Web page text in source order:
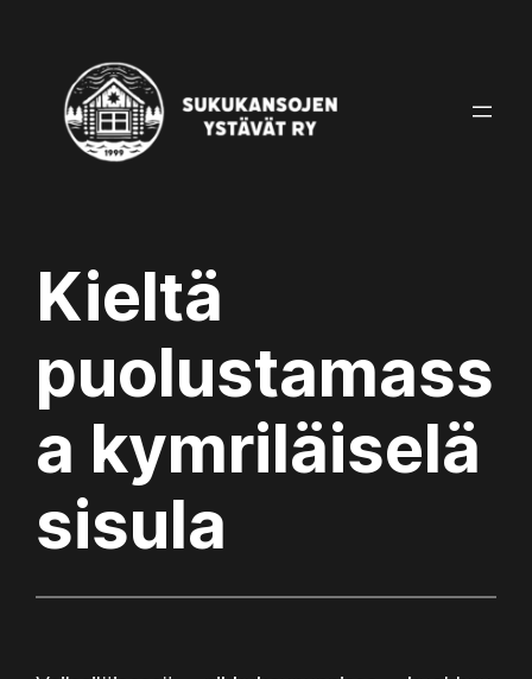
content
Kieltä
puolustamass
a kymriläiselä
sisula